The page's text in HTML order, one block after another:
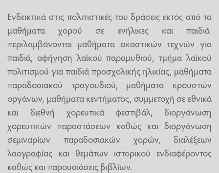
Ενδεικτικά στις πολιτιστικές του δράσεις εκτός από τα
μαθήματα χορού σε ενήλικες και παιδιά
περιλαμβάνονται μαθήματα εικαστικών τεχνών για
παιδιά, αφήγηση λαϊκού παραμυθιού, τμήμα λαϊκού
πολιτισμού για παιδιά προσχολικής ηλικίας, μαθήματα
παραδοσιακού τραγουδιού, μαθήματα κρουστών
οργάνων, μαθήματα κεντήματος, συμμετοχή σε εθνικά
και διεθνή χορευτικά φεστιβάλ, διοργάνωση
χορευτικών παραστάσεων καθώς και διοργάνωση
σεμιναρίων παραδοσιακών χορών, διαλέξεων
λαογραφίας και θεμάτων ιστορικού ενδιαφέροντος
καθώς και παρουσιάσεις βιβλίων.